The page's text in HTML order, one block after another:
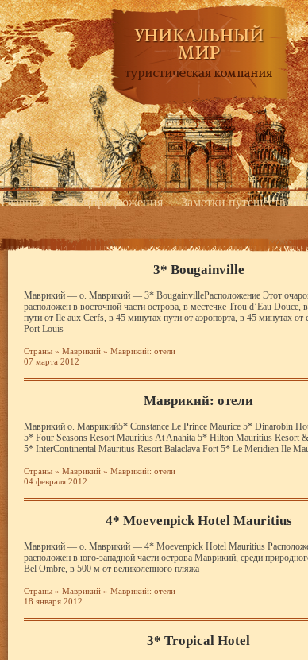
Главная Спецпредложения Заметки
3* Bougainville
Маврикий — о. Маврикий — 3* BougainvilleРасположение Этот
расположен в восточной части острова, в местечке Trou d’Eau Douce,
пути от Ile aux Cerfs, в 45 минутах пути от аэропорта, в 45 минутах от
Port Louis
Страны » Маврикий » Маврикий: отели
07 марта 2012
Маврикий: отели
Маврикий о. Маврикий5* Constance Le Prince Maurice 5* Dinarobin
5* Four Seasons Resort Mauritius At Anahita 5* Hilton Mauritius Resort
5* InterContinental Mauritius Resort Balaclava Fort 5* Le Meridien Ile
Страны » Маврикий » Маврикий: отели
04 февраля 2012
4* Moevenpick Hotel Mauritius
Маврикий — о. Маврикий — 4* Moevenpick Hotel Mauritius
расположен в юго-западной части острова Маврикий, среди
Bel Ombre, в 500 м от великолепного пляжа
Страны » Маврикий » Маврикий: отели
18 января 2012
3* Tropical Hotel